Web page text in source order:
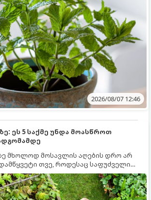
2026/08/07 12:46
ეს 5 საქმე უნდა მოასწროთ
მხოლოდ მოსავლის აღების დრო არ
თვე, როდესაც საფუძველი
წლის მოსავალს და ბაღი მზადდება
სეზონისთვის. იმისათვის, რომ
აღიდგინოს, ხოლო მცენარეებმა